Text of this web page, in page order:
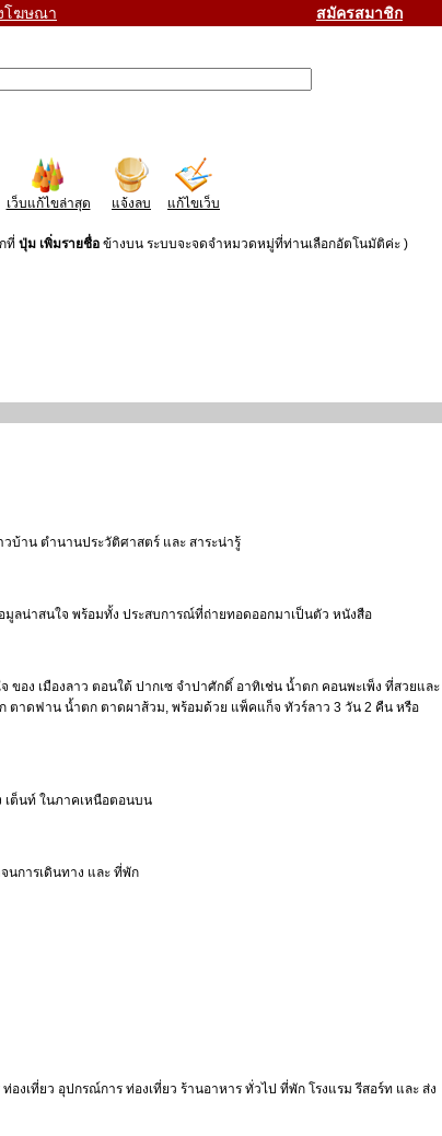
โฆษณา สมัครสมาชิก
เว็บแก้ไขล่าสุด แจ้งลบ แก้ไขเว็บ
ที่ ปุ่ม เพิ่มรายชื่อ ข้างบน ระบบจะจดจำหมวดหมู่ที่ท่านเลือกอัตโนมัติค่ะ )
บ้าน ตำนานประวัติศาสตร์ และ สาระน่ารู้
ลน่าสนใจ พร้อมทั้ง ประสบการณ์ที่ถ่ายทอดออกมาเป็นตัว หนังสือ
ของ เมืองลาว ตอนใต้ ปากเซ จำปาศักดิ์ อาทิเช่น น้ำตก คอนพะเพ็ง ที่สวยและ
าดฟาน น้ำตก ตาดผาส้วม, พร้อมด้วย แพ็คแก็จ ทัวร์ลาว 3 วัน 2 คืน หรือ
เต็นท์ ในภาคเหนือตอนบน
นการเดินทาง และ ที่พัก
งเที่ยว อุปกรณ์การ ท่องเที่ยว ร้านอาหาร ทั่วไป ที่พัก โรงแรม รีสอร์ท และ ส่ง